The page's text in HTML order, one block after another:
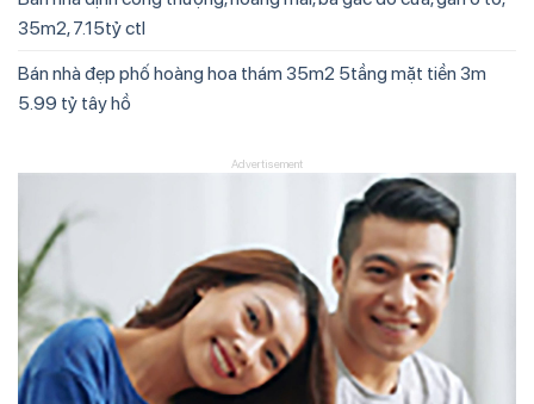
35m2, 7.15tỷ ctl
Bán nhà đẹp phố hoàng hoa thám 35m2 5tầng mặt tiền 3m
5.99 tỷ tây hồ
Advertisement